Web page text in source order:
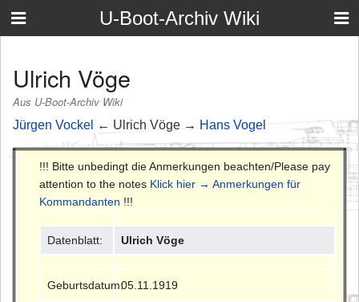
U-Boot-Archiv Wiki
Ulrich Vöge
Aus U-Boot-Archiv Wiki
Jürgen Vockel ← Ulrich Vöge → Hans Vogel
!!! Bitte unbedingt die Anmerkungen beachten/Please pay
attention to the notes Klick hier → Anmerkungen für
Kommandanten !!!
Datenblatt: Ulrich Vöge
Geburtsdatum:05.11.1919